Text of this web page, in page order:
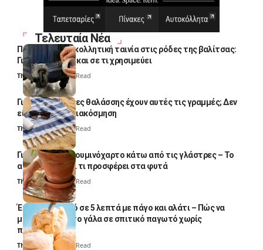
Τελευταία Νέα
Πολλοί βάζουν κολλητική ταινία στις ρόδες της βαλίτσας:
Γιατί το κάνουν και σε τι χρησιμεύει
Thali Ombre 4 Min Read
Γιατί οι πετσέτες θαλάσσης έχουν αυτές τις γραμμές; Δεν
είναι μόνο για διακόσμηση
Thali Ombre5 Min Read
Γιατί βάζουν αλουμινόχαρτο κάτω από τις γλάστρες – Το
απλό κόλπο και τι προσφέρει στα φυτά
Thali Ombre4 Min Read
Έτοιμο παγωτό σε 5 λεπτά με πάγο και αλάτι – Πώς να
μετατρέψετε το γάλα σε σπιτικό παγωτό χωρίς
παγωτομηχανή
Thali Ombre 4 Min Read